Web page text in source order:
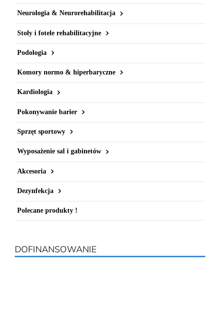
Neurologia & Neurorehabilitacja
Stoły i fotele rehabilitacyjne
Podologia
Komory normo & hiperbaryczne
Kardiologia
Pokonywanie barier
Sprzęt sportowy
Wyposażenie sal i gabinetów
Akcesoria
Dezynfekcja
Polecane produkty !
DOFINANSOWANIE